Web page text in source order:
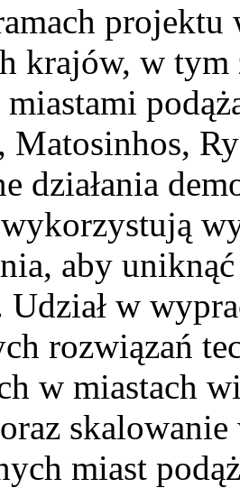
projektu
krajów, w
Matosinhos,
działania
aby
Udział w
rozwiązań
w miastach
miast